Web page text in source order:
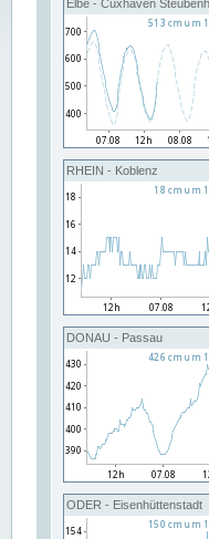
Elbe - Cuxhaven
RHEIN - Koblenz
DONAU - Passau
ODER - Eisenhüttenstadt